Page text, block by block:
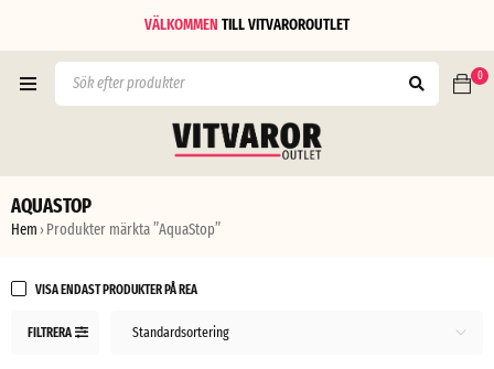
VÄLKOMMEN TILLVITVAROROUTLET
0
AQUASTOP
Hem › Produkter märkta ”AquaStop”
FILTRERA Standardsortering
VISA ENDAST PRODUKTER PÅ REA